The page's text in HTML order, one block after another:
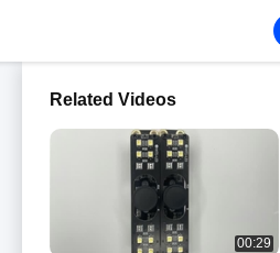
Related Videos
00:29